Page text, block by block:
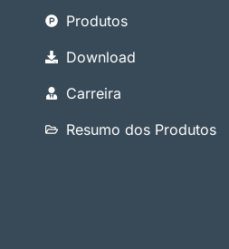
Produtos
Download
Carreira
Resumo dos Produtos